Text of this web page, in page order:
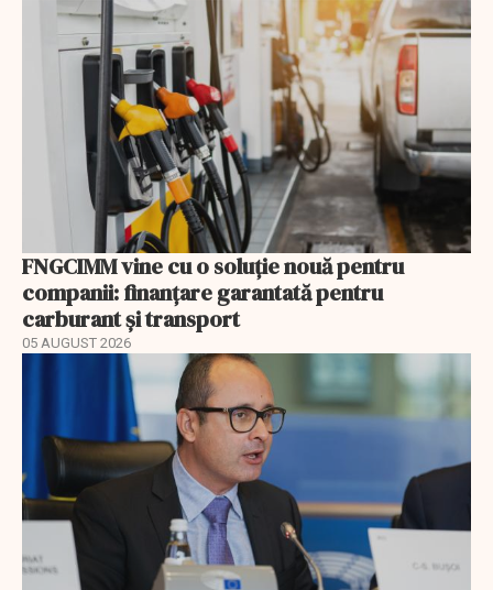
FNGCIMM vine cu o soluție nouă pentru
companii: finanțare garantată pentru
carburant și transport
05 AUGUST 2026